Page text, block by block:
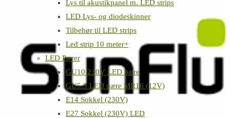
Lys til akustikpanel m. LED strips
LED Lys- og diodeskinner
Tilbehør til LED strips
Led strip 10 meter+
LED Pærer
GU10 230V LED pære
GU5.3 LED pære MR16 (12V)
E14 Sokkel (230V)
E27 Sokkel (230V) LED